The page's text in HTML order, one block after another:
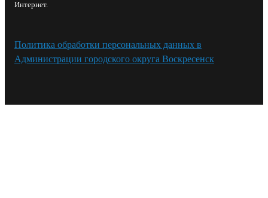
Интернет.
Политика обработки персональных данных в
Администрации городского округа Воскресенск